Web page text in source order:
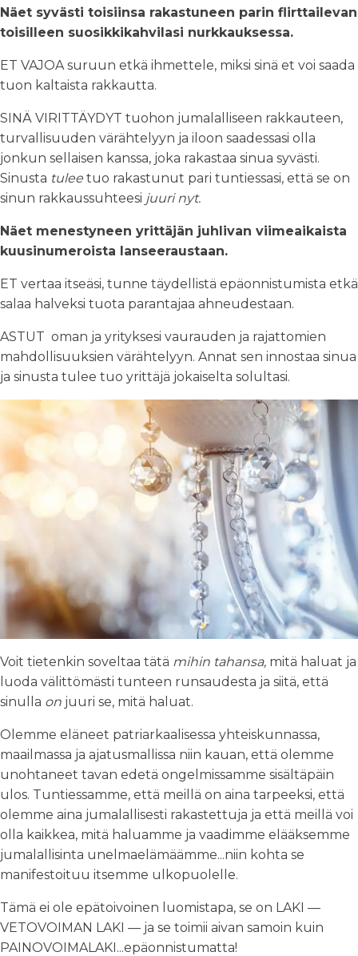
Näet syvästi toisiinsa rakastuneen parin flirttailevan
toisilleen suosikkikahvilasi nurkkauksessa.
ET VAJOA suruun etkä ihmettele, miksi sinä et voi saada
tuon kaltaista rakkautta.
SINÄ VIRITTÄYDYT tuohon jumalalliseen rakkauteen,
turvallisuuden värähtelyyn ja iloon saadessasi olla
jonkun sellaisen kanssa, joka rakastaa sinua syvästi.
Sinusta tulee tuo rakastunut pari tuntiessasi, että se on
sinun rakkaussuhteesi juuri nyt.
Näet menestyneen yrittäjän juhlivan viimeaikaista
kuusinumeroista lanseeraustaan.
ET vertaa itseäsi, tunne täydellistä epäonnistumista etkä
salaa halveksi tuota parantajaa ahneudestaan.
ASTUT oman ja yrityksesi vaurauden ja rajattomien
mahdollisuuksien värähtelyyn. Annat sen innostaa sinua
ja sinusta tulee tuo yrittäjä jokaiselta solultasi.
Voit tietenkin soveltaa tätä mihin tahansa, mitä haluat ja
luoda välittömästi tunteen runsaudesta ja siitä, että
sinulla on juuri se, mitä haluat.
Olemme eläneet patriarkaalisessa yhteiskunnassa,
maailmassa ja ajatusmallissa niin kauan, että olemme
unohtaneet tavan edetä ongelmissamme sisältäpäin
ulos. Tuntiessamme, että meillä on aina tarpeeksi, että
olemme aina jumalallisesti rakastettuja ja että meillä voi
olla kaikkea, mitä haluamme ja vaadimme elääksemme
jumalallisinta unelmaelämäämme...niin kohta se
manifestoituu itsemme ulkopuolelle.
Tämä ei ole epätoivoinen luomistapa, se on LAKI —
VETOVOIMAN LAKI — ja se toimii aivan samoin kuin
PAINOVOIMALAKI...epäonnistumatta!